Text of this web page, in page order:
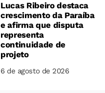
Lucas Ribeiro destaca
crescimento da Paraíba
e afirma que disputa
representa
continuidade de
projeto
6 de agosto de 2026